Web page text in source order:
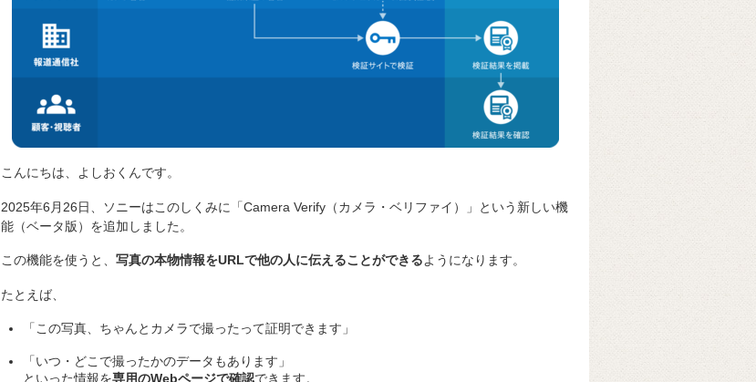
こんにちは、よしおくんです。
2025年6月26日、ソニーはこのしくみに「Camera Verify（カメラ・ベリファイ）」という新しい機
能（ベータ版）を追加しました。
この機能を使うと、 写真の本物情報をURLで他の人に伝えることができるようになります。
たとえば、
「この写真、ちゃんとカメラで撮ったって証明できます」
「いつ・どこで撮ったかのデータもあります」
といった情報を専用のWebページで確認できます。